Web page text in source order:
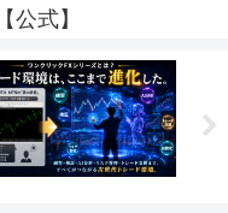
公式】